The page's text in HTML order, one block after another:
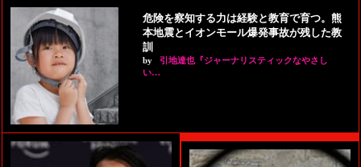
危険を察知する力は経験と教育で育つ。熊
本地震とイオンモール爆発事故が残した教
訓
by
引地達也『ジャーナリスティックなやさし
い…